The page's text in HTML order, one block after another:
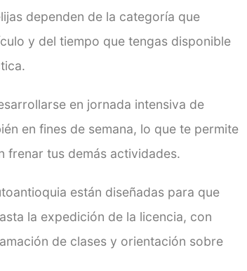
dependen de la categoría que
y del tiempo que tengas disponible
en jornada intensiva de
en fines de semana, lo que te permite
frenar tus demás actividades.
están diseñadas para que
la expedición de la licencia, con
de clases y orientación sobre